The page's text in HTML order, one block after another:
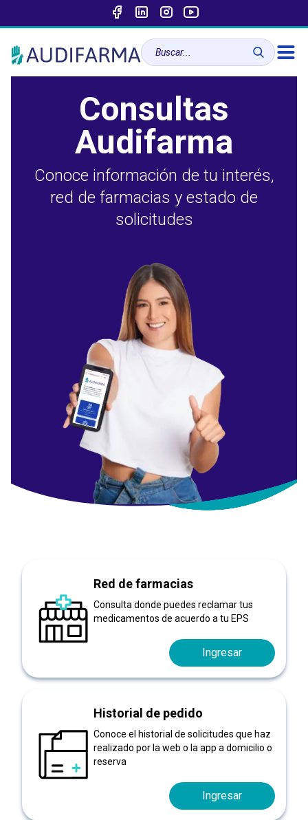
Consultas
Audifarma
Conoce información de tu interés,
red de farmacias y estado de
solicitudes
Red de farmacias
Consulta donde puedes reclamar tus
medicamentos de acuerdo a tu EPS
Ingresar
Historial de pedido
Conoce el historial de solicitudes que haz
realizado por la web o la app a domicilio o
reserva
Ingresar